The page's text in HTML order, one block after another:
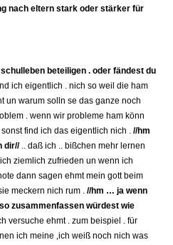
nach eltern stark oder stärker für
beteiligen . oder fändest du
ich eigentlich . nich so weil die ham
un warum solln se das ganze noch
. wenn wir probleme ham könn
find ich das eigentlich nich .//hm
dir//.. daß ich .. bißchen mehr lernen
ziemlich zufrieden un wenn ich
dann sagen ehmt mein gott beim
meckern nich rum .//hm … ja wenn
zusammenfassen würdest wie
versuche ehmt . zum beispiel . für
ich meine ‚ich weiß noch nich was